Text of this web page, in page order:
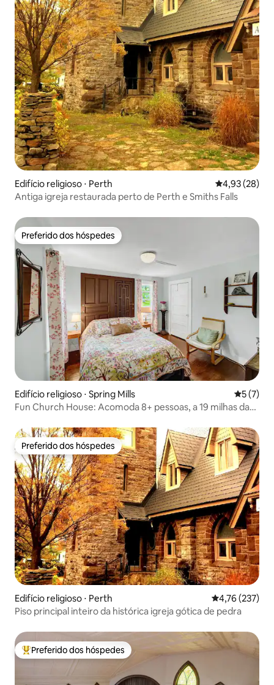
Edifício religioso ⋅ Perth 4,93 de uma
4,93 (28)
Antiga igreja restaurada perto de Perth e Smiths Falls
Preferido dos hóspedes
Preferido dos hóspedes
Edifício religioso ⋅ Spring Mills 5 de
5 (7)
Fun Church House: Acomoda 8+ pessoas, a 19 milhas da
Preferido dos hóspedes
Preferido dos hóspedes
Edifício religioso ⋅ Perth 4,76 de uma
4,76 (237)
Piso principal inteiro da histórica igreja gótica de pedra
Entre os melhores preferidos dos hóspedes
Preferido dos hóspedes